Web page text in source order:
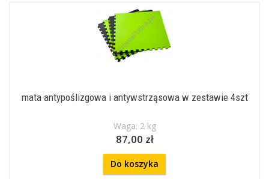
mata antypoślizgowa i antywstrząsowa w zestawie 4szt
Waga: 2 kg
87,00 zł
Do koszyka